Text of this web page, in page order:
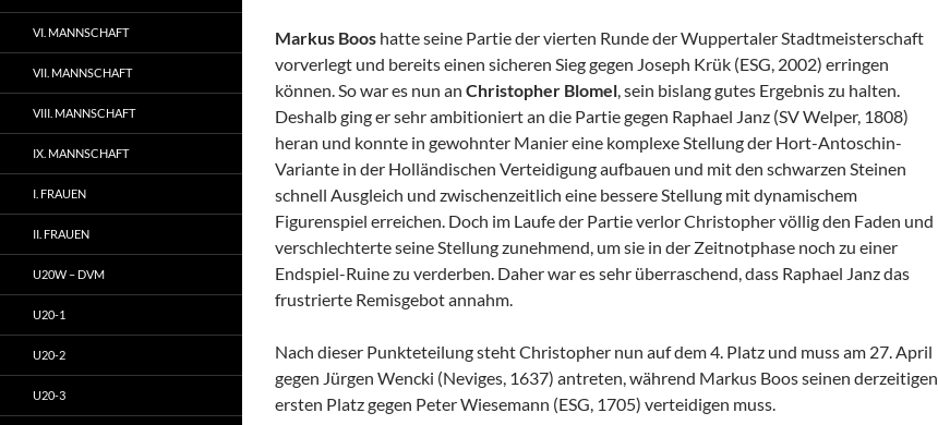
Markus Boos hatte seine Partie der vierten Runde der Wuppertaler Stadtmeisterschaft
vorverlegt und bereits einen sicheren Sieg gegen Joseph Krük (ESG, 2002) erringen
können. So war es nun an Christopher Blomel, sein bislang gutes Ergebnis zu halten.
Deshalb ging er sehr ambitioniert an die Partie gegen Raphael Janz (SV Welper, 1808)
heran und konnte in gewohnter Manier eine komplexe Stellung der Hort-Antoschin-
Variante in der Holländischen Verteidigung aufbauen und mit den schwarzen Steinen
schnell Ausgleich und zwischenzeitlich eine bessere Stellung mit dynamischem
Figurenspiel erreichen. Doch im Laufe der Partie verlor Christopher völlig den Faden und
verschlechterte seine Stellung zunehmend, um sie in der Zeitnotphase noch zu einer
Endspiel-Ruine zu verderben. Daher war es sehr überraschend, dass Raphael Janz das
frustrierte Remisgebot annahm.
Nach dieser Punkteteilung steht Christopher nun auf dem 4. Platz und muss am 27. April
gegen Jürgen Wencki (Neviges, 1637) antreten, während Markus Boos seinen derzeitigen
ersten Platz gegen Peter Wiesemann (ESG, 1705) verteidigen muss.
VI. MANNSCHAFT
VII. MANNSCHAFT
VIII. MANNSCHAFT
IX. MANNSCHAFT
I. FRAUEN
II. FRAUEN
U20W – DVM
U20-1
U20-2
U20-3